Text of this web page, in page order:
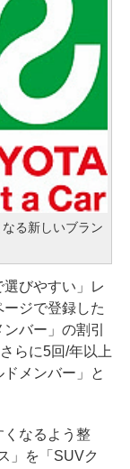
る新しいブラン
びやすい」レ
ジで登録した
バー」の割引
らに5回/年以上
メンバー」と
なるよう整
」を「SUVク